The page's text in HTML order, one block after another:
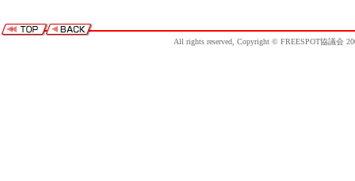
All rights reserved, Copyright © FREESPOT協議会